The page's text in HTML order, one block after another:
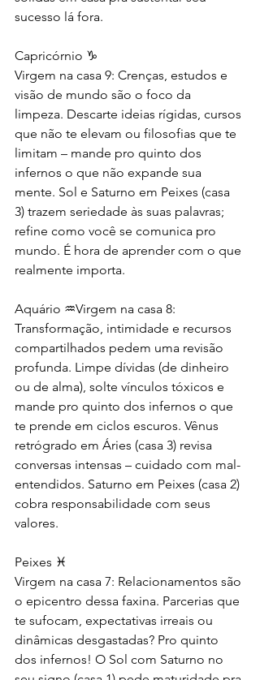
sucesso lá fora.
Capricórnio ♑
Virgem na casa 9: Crenças, estudos e
visão de mundo são o foco da
limpeza. Descarte ideias rígidas, cursos
que não te elevam ou filosofias que te
limitam – mande pro quinto dos
infernos o que não expande sua
mente. Sol e Saturno em Peixes (casa
3) trazem seriedade às suas palavras;
refine como você se comunica pro
mundo. É hora de aprender com o que
realmente importa.
Aquário ♒Virgem na casa 8:
Transformação, intimidade e recursos
compartilhados pedem uma revisão
profunda. Limpe dívidas (de dinheiro
ou de alma), solte vínculos tóxicos e
mande pro quinto dos infernos o que
te prende em ciclos escuros. Vênus
retrógrado em Áries (casa 3) revisa
conversas intensas – cuidado com mal-
entendidos. Saturno em Peixes (casa 2)
cobra responsabilidade com seus
valores.
Peixes ♓
Virgem na casa 7: Relacionamentos são
o epicentro dessa faxina. Parcerias que
te sufocam, expectativas irreais ou
dinâmicas desgastadas? Pro quinto
dos infernos! O Sol com Saturno no